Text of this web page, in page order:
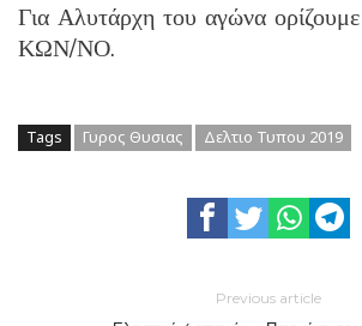
Για Αλυτάρχη του αγώνα
ΚΩΝ/ΝΟ.
Tags Γυρος Θυσιας Δελτιο Τυπου 2019
Previous article